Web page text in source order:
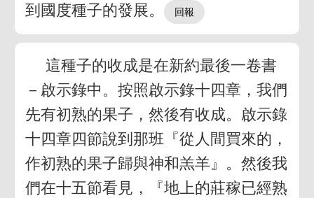
到國度種子的發展。
這種子的收成是在新約最後一卷書
－啟示錄中。按照啟示錄十四章，我們
先有初熟的果子，然後有收成。啟示錄
十四章四節說到那班『從人間買來的，
作初熟的果子歸與神和羔羊』。然後我
們在十五節看見，『地上的莊稼已經熟